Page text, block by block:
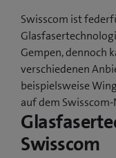
Swisscom ist
Gempen, dennoch
verschiedenen
beispielsweise
auf dem Swisscom-
Swisscom